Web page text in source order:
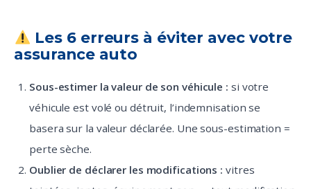
Les 6 erreurs à éviter avec votre
assurance auto
Sous-estimer la valeur de son véhicule : si votre
véhicule est volé ou détruit, l’indemnisation se
basera sur la valeur déclarée. Une sous-estimation =
perte sèche.
Oublier de déclarer les modifications : vitres